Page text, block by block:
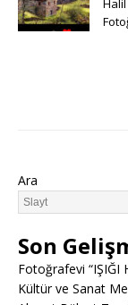
Halil
Ara
Son
Fotoğrafevi “IŞIĞI
Kültür ve Sanat